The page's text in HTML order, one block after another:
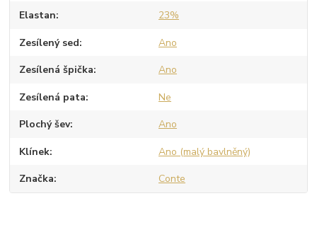
Elastan 23%
Zesílený sed Ano
Zesílená špička Ano
Zesílená pata Ne
Plochý šev Ano
Klínek Ano (malý bavlněný)
Značka Conte